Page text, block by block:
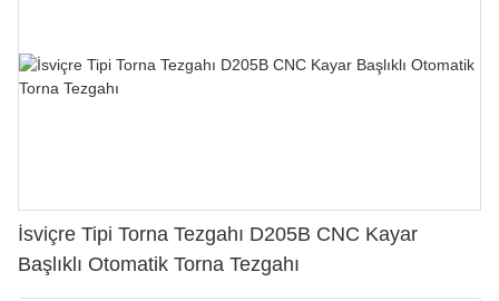
İsviçre Tipi Torna Tezgahı D205B CNC Kayar
Başlıklı Otomatik Torna Tezgahı